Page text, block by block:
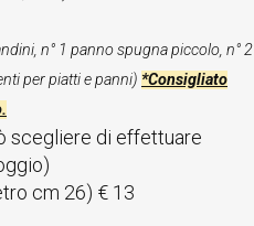
n° 1 panno spugna piccolo, n° 2
per piatti e panni) *Consigliato
scegliere di effettuare
cm 26) € 13